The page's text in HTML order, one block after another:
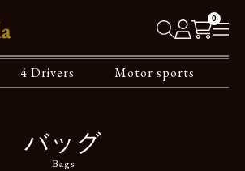
0
4 Drivers Motor sports
バッグ
Bags